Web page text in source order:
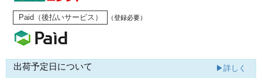
Paid（後払いサービス） （登録必要）
出荷予定日について ▶詳しく